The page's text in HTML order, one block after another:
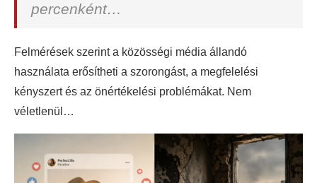
percenként…
Felmérések szerint a közösségi média állandó
használata erősítheti a szorongást, a megfelelési
kényszert és az önértékelési problémákat. Nem
véletlenül…